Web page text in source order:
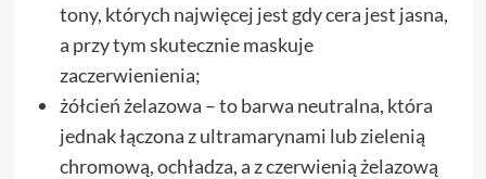
tony, których najwięcej jest gdy cera jest jasna,
a przy tym skutecznie maskuje
zaczerwienienia;
żółcień żelazowa – to barwa neutralna, która
jednak łączona z ultramarynami lub zielenią
chromową, ochładza, a z czerwienią żelazową